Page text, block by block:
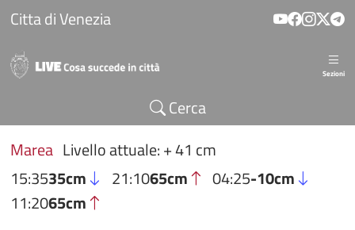
Salta al contenuto principale
Citta di Venezia
Sezioni
Cerca
Marea Livello attuale: + 41 cm
15:3535cm 21:1065cm 04:25-10cm
11:2065cm